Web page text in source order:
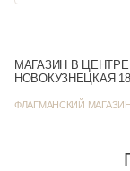
МАГАЗИН В
НОВОКУЗНЕЦКАЯ
ФЛАГМАНСКИЙ